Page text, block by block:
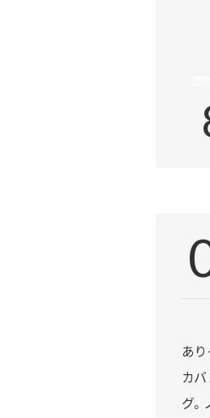
あ
カ
グ